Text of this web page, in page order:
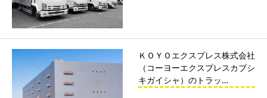
ＫＯＹＯエクスプレス株式会社
（コーヨーエクスプレスカブシ
キガイシャ）のトラッ…